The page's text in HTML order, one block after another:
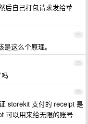
后自己打包请求发给苹
74
这么个原理。
75
76
storekit 支付的 receipt 是
可以用来给无限的账号